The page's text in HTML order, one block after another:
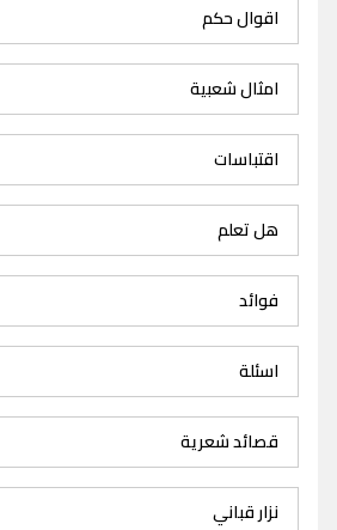
اقوال حكم
امثال شعبية
اقتباسات
هل تعلم
فوائد
اسئلة
قصائد شعرية
نزار قباني